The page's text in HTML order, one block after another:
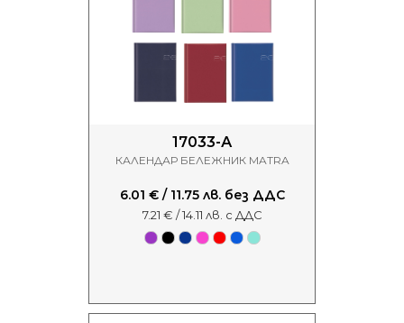
17033-А
КАЛЕНДАР БЕЛЕЖНИК MATRA
6.01 € / 11.75 лв. без ДДС
7.21 € / 14.11 лв. с ДДС